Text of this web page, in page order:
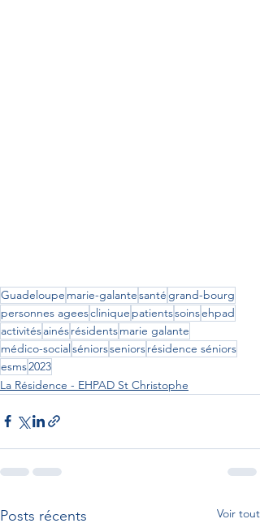
Guadeloupe marie-galantesanté grand-bourg
personnes ageesclinique patientssoinsehpad
activitésainésrésidentsmarie galante
médico-socialséniorsseniorsrésidence séniors
esms2023
La Résidence - EHPAD St Christophe
Posts récents Voir tout